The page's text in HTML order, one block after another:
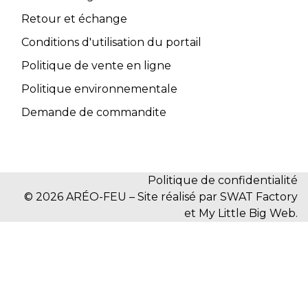
Retour et échange
Conditions d'utilisation du portail
Politique de vente en ligne
Politique environnementale
Demande de commandite
Politique de confidentialité
© 2026 ARÉO-FEU – Site réalisé par SWAT Factory
et My Little Big Web.